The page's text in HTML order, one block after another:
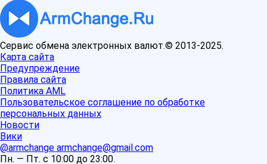
Сервис обмена электронных валют.© 2013-2025.
Карта сайта
Предупреждение
Правила сайта
Политика AML
Пользовательское соглашение по обработке
персональных данных
Новости
Вики
@armchange armchange@gmail.com
Пн. — Пт. с 10:00 до 23:00.